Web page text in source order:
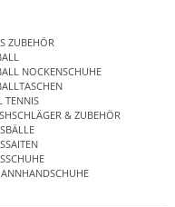
ZUBEHÖR
NOCKENSCHUHE
TENNIS
& ZUBEHÖR